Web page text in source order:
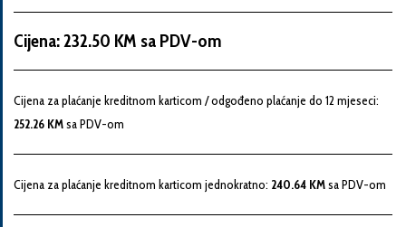
motora
proizvodnje
Cijena: 232.50 KM sa PDV-om
Cijena za plaćanje kreditnom karticom / odgođeno plaćanje do 12 mjeseci:
252.26 KMsa PDV-om
Cijena za plaćanje kreditnom karticom jednokratno: 240.64 KMsa PDV-om